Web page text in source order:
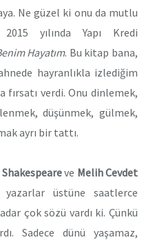
Ne güzel ki onu da mutlu
yılında Yapı Kredi
Hayatım. Bu kitap bana,
hayranlıkla izlediğim
fırsatı verdi. Onu dinlemek,
düşünmek, gülmek,
ayrı bir tattı.
Shakespeareve Melih Cevdet
üstüne saatlerce
çok sözü vardı ki. Çünkü
Sadece dünü yaşamaz,